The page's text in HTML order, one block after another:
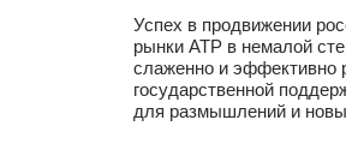
Успех в продвижении
рынки АТР в немалой
слаженно и эффективно
государственной
для размышлений и